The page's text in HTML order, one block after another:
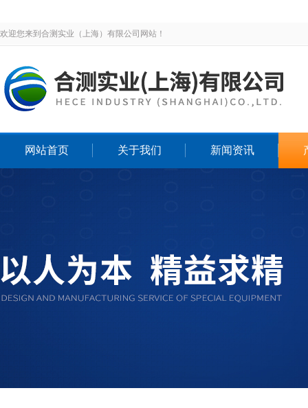
欢迎您来到合测实业（上海）有限公司网站！
网站首页 关于我们 新闻资讯